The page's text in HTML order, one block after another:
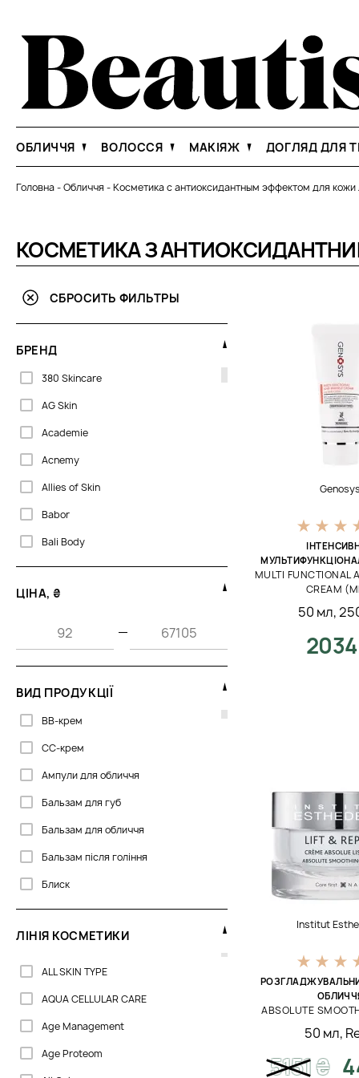
ОБЛИЧЧЯ ВОЛОССЯ МАКІЯЖ ДОГЛЯД ДЛЯ
Головна-Обличчя -Косметика с антиоксидантным эффектом для кожи
КОСМЕТИКА З
СБРОСИТЬ ФИЛЬТРЫ
БРЕНД
380 Skincare
AG Skin
Academie
Acnemy
Allies of Skin
Babor
Bali Body
Barba Italiana
Beaute Mediterranea
Biogena
Dr.Grandel
Dr.Spiller
Erborian
GIGI
ЦІНА, ₴
—
ВИД ПРОДУКЦІЇ
BB-крем
CC-крем
Ампули для обличчя
Бальзам для губ
Бальзам для обличчя
Бальзам після гоління
Блиск
Блиск для губ
Бустер для обличчя
Гель для вмивання
Гель для губ
Гель для душу
Гель для області навколо очей
Гель для обличчя
ЛІНІЯ КОСМЕТИКИ
ALL SKIN TYPE
AQUA CELLULAR CARE
Age Management
Age Proteom
Genosys
MULTI FUNCTIONAL
CREAM
50 мл,
Institut
ABSOLUTE
50 мл,
5151₴